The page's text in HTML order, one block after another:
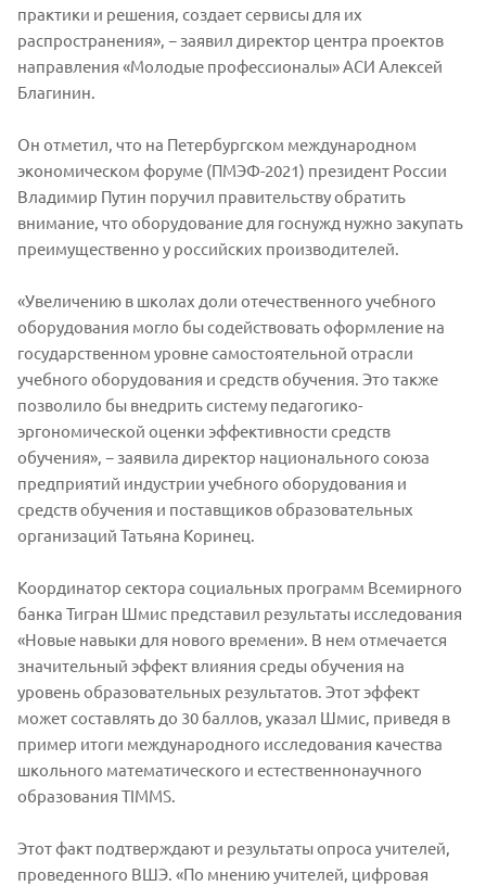
практики и решения, создает сервисы для их
распространения», − заявил директор центра проектов
направления «Молодые профессионалы» АСИ Алексей
Благинин.
Он отметил, что на Петербургском международном
экономическом форуме (ПМЭФ-2021) президент России
Владимир Путин поручил правительству обратить
внимание, что оборудование для госнужд нужно закупать
преимущественно у российских производителей.
«Увеличению в школах доли отечественного учебного
оборудования могло бы содействовать оформление на
государственном уровне самостоятельной отрасли
учебного оборудования и средств обучения. Это также
позволило бы внедрить систему педагогико-
эргономической оценки эффективности средств
обучения», − заявила директор национального союза
предприятий индустрии учебного оборудования и
средств обучения и поставщиков образовательных
организаций Татьяна Коринец.
Координатор сектора социальных программ Всемирного
банка Тигран Шмис представил результаты исследования
«Новые навыки для нового времени». В нем отмечается
значительный эффект влияния среды обучения на
уровень образовательных результатов. Этот эффект
может составлять до 30 баллов, указал Шмис, приведя в
пример итоги международного исследования качества
школьного математического и естественнонаучного
образования TIMMS.
Этот факт подтверждают и результаты опроса учителей,
проведенного ВШЭ. «По мнению учителей, цифровая